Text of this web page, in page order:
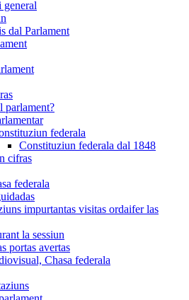
general
dal Parlament
parlament?
federala
Constituziun federala dal 1848
cifras
federala
impurtantas visitas ordaifer las
la sessiun
portas avertas
Chasa federala